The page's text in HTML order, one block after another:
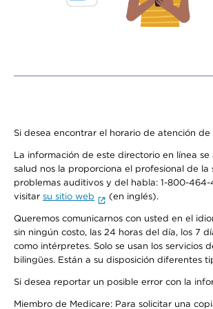
Si desea encontrar el horario de atención
La información de este directorio en línea
salud nos la proporciona el profesional de
problemas auditivos y del habla: 1-800-
visitar su sitio web (en inglés).
Queremos comunicarnos con usted en el
sin ningún costo, las 24 horas del día, los 7
como intérpretes. Solo se usan los
bilingües. Están a su disposición diferentes
Si desea reportar un posible error con la
Miembro de Medicare: Para solicitar una